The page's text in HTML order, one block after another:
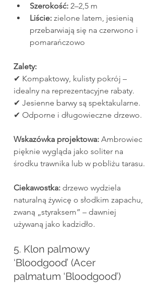
Szerokość: 2–2,5 m
Liście: zielone latem, jesienią
przebarwiają się na czerwono i
pomarańczowo
Zalety:
✔ Kompaktowy, kulisty pokrój –
idealny na reprezentacyjne rabaty.
✔ Jesienne barwy są spektakularne.
✔ Odporne i długowieczne drzewo.
Wskazówka projektowa: Ambrowiec
pięknie wygląda jako soliter na
środku trawnika lub w pobliżu tarasu.
Ciekawostka: drzewo wydziela
naturalną żywicę o słodkim zapachu,
zwaną „styraksem” – dawniej
używaną jako kadzidło.
5. Klon palmowy
‘Bloodgood’ (Acer
palmatum ‘Bloodgood’)